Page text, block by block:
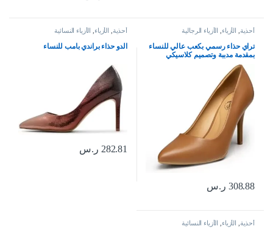
أحذية الأزياء الأزياء الرجالية
تراي حذاء رسمي بكعب عالي للنساء
بمقدمة مدببة وتصميم كلاسيكي
مناسب للمكتب
308.88 ر.س
أحذية الأزياء الأزياء النسائية
الدو حذاء براندي بامب للنساء
282.81 ر.س
أحذية الأزياء الأزياء النسائية